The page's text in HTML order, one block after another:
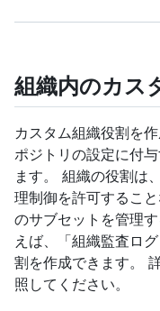
組織内のカス
カスタム組織役割を
ポジトリの設定に付
ます。 組織の役割は
理制御を許可するこ
のサブセットを管理
えば、「組織監査ロ
割を作成できます。
照してください。